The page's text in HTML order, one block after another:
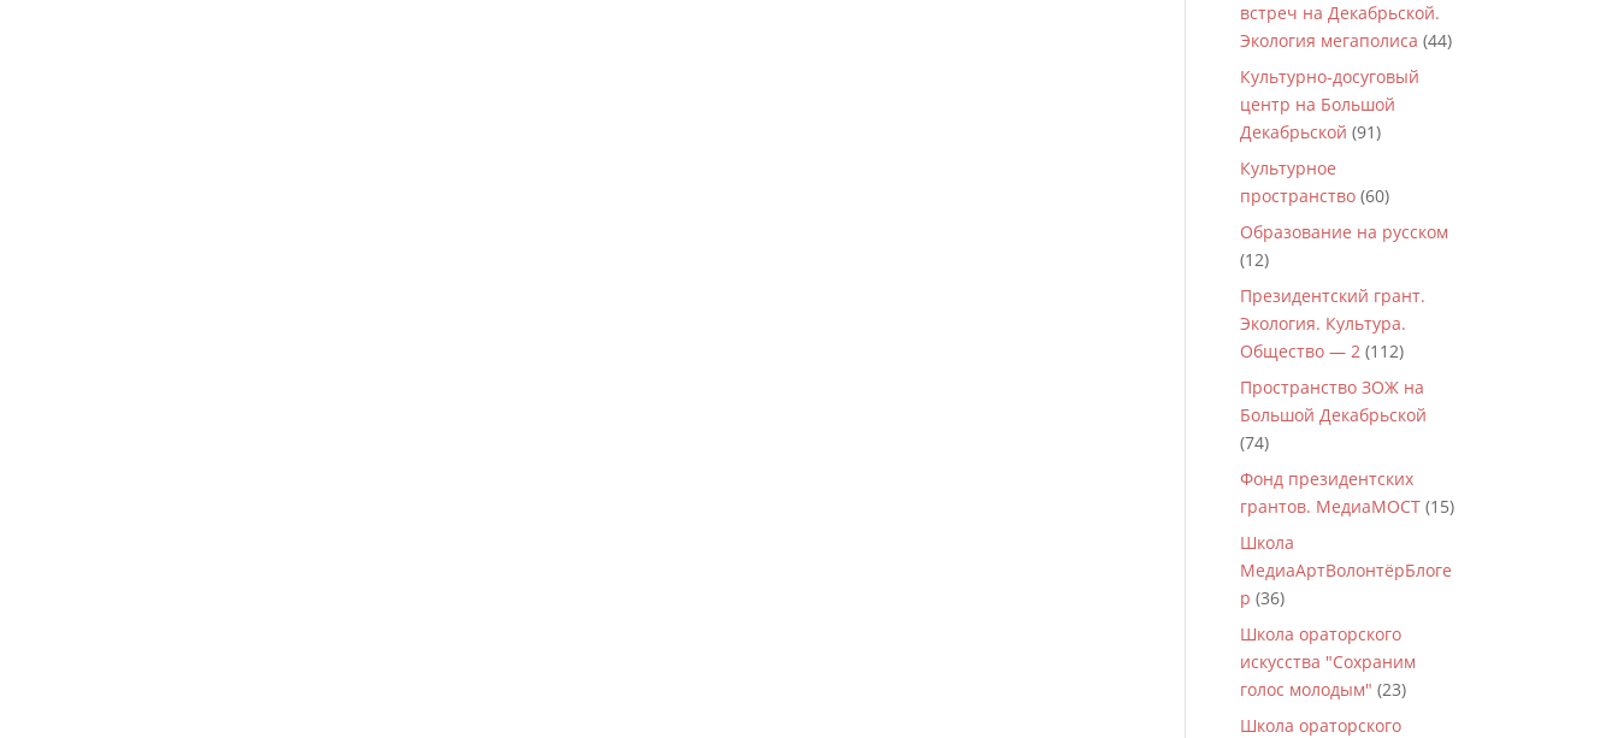
встреч на Декабрьской.
Экология мегаполиса (44)
Культурно-досуговый
центр на Большой
Декабрьской (91)
Культурное
пространство (60)
Образование на русском
(12)
Президентский грант.
Экология. Культура.
Общество — 2 (112)
Пространство ЗОЖ на
Большой Декабрьской
(74)
Фонд президентских
грантов. МедиаМОСТ (15)
Школа
МедиаАртВолонтёрБлоге
р (36)
Школа ораторского
искусства "Сохраним
голос молодым" (23)
Школа ораторского